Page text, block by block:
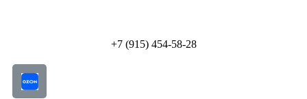
+7 (915) 454-58-28